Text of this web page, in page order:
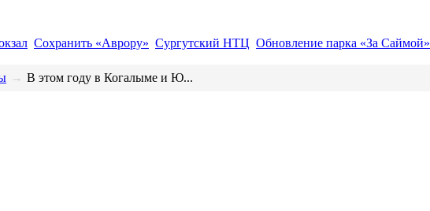
Сохранить «Аврору» Сургутский НТЦ Обновление парка «За Саймой»
→ В этом году в Когалыме и Ю...